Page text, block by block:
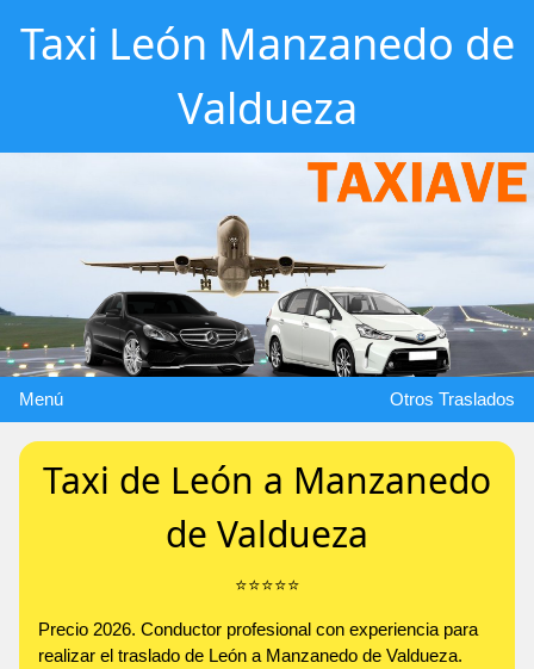
Taxi León Manzanedo de
Valdueza
Menú Otros Traslados
Taxi de León a Manzanedo
de Valdueza
⭐️⭐️⭐️⭐️⭐️
Precio 2026. Conductor profesional con experiencia para
realizar el traslado de León a Manzanedo de Valdueza.